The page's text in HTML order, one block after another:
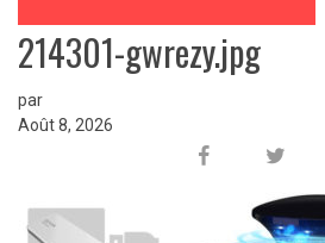
214301-gwrezy.jpg
par
Août 8, 2026